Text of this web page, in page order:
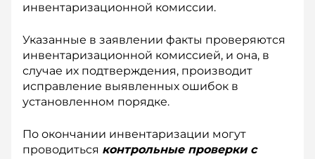
инвентаризационной комиссии.
Указанные в заявлении факты проверяются
инвентаризационной комиссией, и она, в
случае их подтверждения, производит
исправление выявленных ошибок в
установленном порядке.
По окончании инвентаризации могут
проводиться контрольные проверки с